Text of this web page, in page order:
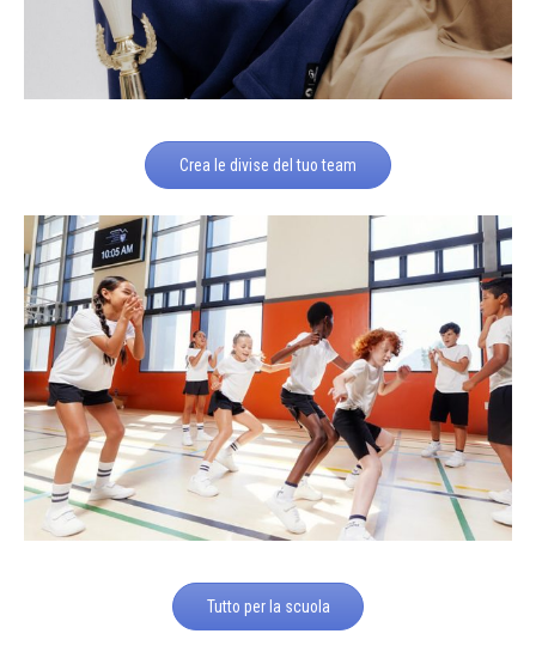
Crea le divise del tuo team
Tutto per la scuola